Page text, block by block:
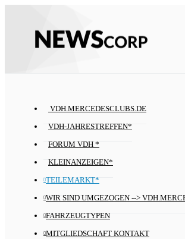
VDH.MERCEDESCLUBS.DE
VDH-JAHRESTREFFEN*
FORUM VDH *
KLEINANZEIGEN*
TEILEMARKT*
WIR SIND UMGEZOGEN -->
FAHRZEUGTYPEN
MITGLIEDSCHAFT KONTAKT